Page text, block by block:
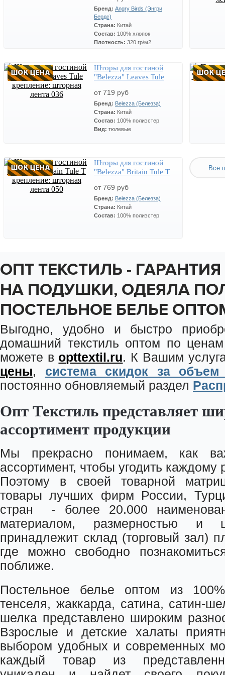
Бренд: Angry Birds (Энгри
Бердс)
Страна: Китай
Состав: 100% хлопок
Плотность: 320 гр/м2
СТОП ЦЕНА
Размер:70*137 см.
Артикул:ПМ-2АВ
359 x
Цена Количество СТОП
Размер:Ш
Шторы для гостиной
"Belezza" Leaves Tule
лента 036
от 719 руб
Бренд: Belezza (Белезза)
Страна: Китай
Состав: 100% полиэстер
Вид: тюлевые
СТОП ЦЕНА
Размер:Ш 300 см.*В 280 см. 843
Цена Количество СТОП
Размер:
Шторы для гостиной
"Belezza" Britain Tule T
лента 050
от 769 руб
Бренд: Belezza (Белезза)
Страна: Китай
Состав: 100% полиэстер
Размер: Ш 300 см.*В 260 см. 901
769 x
Все
ОПТ ТЕКСТИЛЬ -
НА ПОДУШКИ, ОДЕЯЛА
ПОСТЕЛЬНОЕ БЕЛЬЕ
Выгодно, удобно и быстро
домашний текстиль оптом по
можете в opttextil.ru. К Вашим
цены, система скидок за
постоянно обновляемый раздел
Опт Текстиль представляет
ассортимент продукции
Мы прекрасно понимаем, как
ассортимент, чтобы угодить каждому
Поэтому в своей товарной
товары лучших фирм России,
стран - более 20.000
материалом, размерностью и
принадлежит склад (торговый зал)
где можно свободно
поближе.
Постельное белье оптом из
тенселя, жаккарда, сатина, сатин-
шелка представлено широким
Взрослые и детские халаты
выбором удобных и современных
каждый товар из